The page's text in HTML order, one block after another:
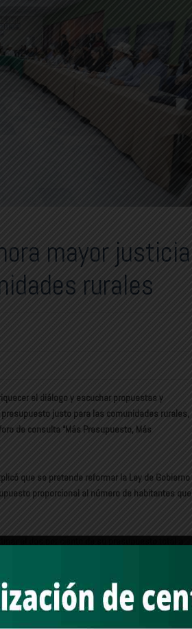
mayor justicia
rurales
el diálogo y escuchar propuestas y
justo para las comunidades rurales,
de consulta “Más Presupuesto, Más
que se pretende reformar la Ley de Gobierno
proporcional al número de habitantes que
el dos por ciento de su presupuesto total a
desigualdades y fortalecer su desarrollo.
de la Universidad de Sonora, regidores,
y propuestas enfocadas en reforzar
a los jornaleros agrícolas y a la población en